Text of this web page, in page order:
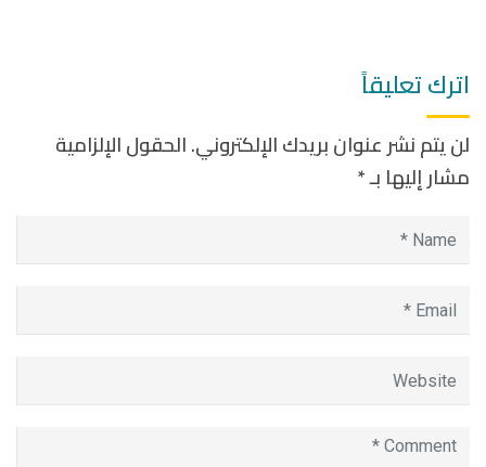
اترك تعليقاً
لن يتم نشر عنوان بريدك الإلكتروني.الحقول الإلزامية
مشار إليها بـ*